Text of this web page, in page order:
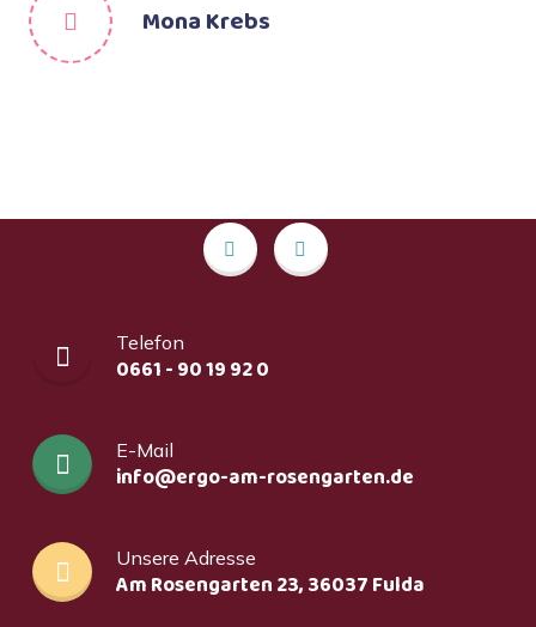
Mona Krebs
Telefon
0661 - 90 19 92 0
E-Mail
info@ergo-am-rosengarten.de
Unsere Adresse
Am Rosengarten 23, 36037 Fulda